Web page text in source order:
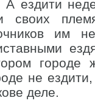
А ездити
своих
им
не
деле.